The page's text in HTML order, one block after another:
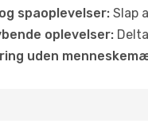
spaoplevelser: Slap
oplevelser:
uden